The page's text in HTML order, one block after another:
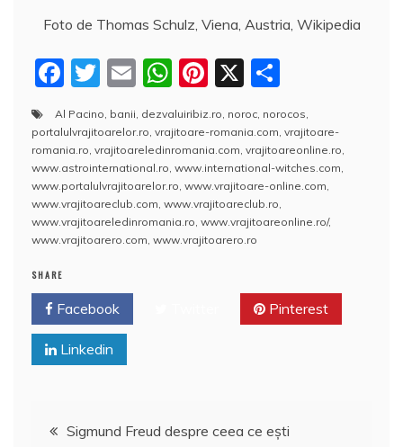
Foto de Thomas Schulz, Viena, Austria, Wikipedia
F
a
c
e
b
o
o
T
w
itt
er
E
m
ai
l
W
h
at
s
A
p
p
Pi
er
e
st
X
rt
aj
e
a
Al Pacino, banii, dezvaluiribiz.ro, noroc, norocos,
portalulvrajitoarelor.ro, vrajitoare-romania.com, vrajitoare-
romania.ro, vrajitoareledinromania.com, vrajitoareonline.ro,
www.astrointernational.ro, www.international-witches.com,
www.portalulvrajitoarelor.ro, www.vrajitoare-online.com,
www.vrajitoareclub.com, www.vrajitoareclub.ro,
www.vrajitoareledinromania.ro, www.vrajitoareonline.ro/,
www.vrajitoarero.com, www.vrajitoarero.ro
SHARE
Facebook Pinterest
Linkedin
Navigare
Sigmund Freud despre ceea ce eşti